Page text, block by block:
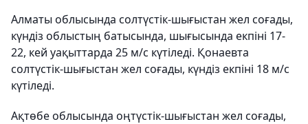
Алматы облысында солтүстік-шығыстан жел соғады,
күндіз облыстың батысында, шығысында екпіні 17-
22, кей уақыттарда 25 м/с күтіледі. Қонаевта
солтүстік-шығыстан жел соғады, күндіз екпіні 18 м/с
күтіледі.
Ақтөбе облысында оңтүстік-шығыстан жел соғады,